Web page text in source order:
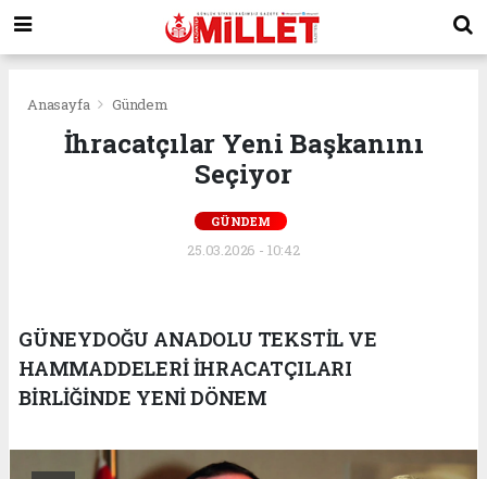
Anasayfa Gündem
İhracatçılar Yeni Başkanını
Seçiyor
GÜNDEM
25.03.2026 - 10:42
GÜNEYDOĞU ANADOLU TEKSTİL VE
HAMMADDELERİ İHRACATÇILARI
BİRLİĞİNDE YENİ DÖNEM